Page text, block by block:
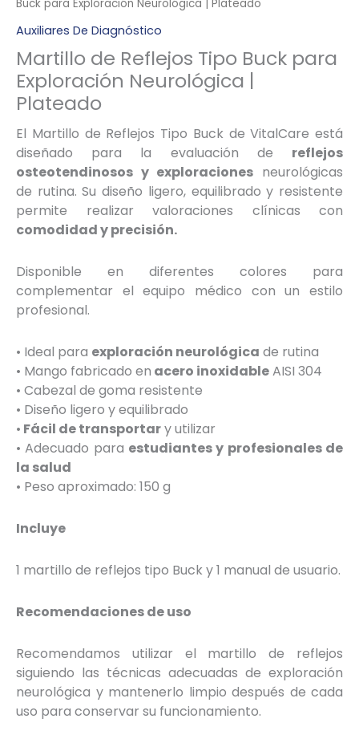
Buck para Exploración Neurológica | Plateado
Auxiliares De Diagnóstico
Martillo de Reflejos Tipo Buck para
Exploración Neurológica |
Plateado
El Martillo de Reflejos Tipo Buck de VitalCare está
diseñado para la evaluación de reflejos
osteotendinosos y exploraciones neurológicas
de rutina. Su diseño ligero, equilibrado y resistente
permite realizar valoraciones clínicas con
comodidad y precisión.
Disponible en diferentes colores para
complementar el equipo médico con un estilo
profesional.
• Ideal para exploración neurológica de rutina
• Mango fabricado en acero inoxidableAISI 304
• Cabezal de goma resistente
• Diseño ligero y equilibrado
• Fácil de transportary utilizar
• Adecuado para estudiantes y profesionales de
la salud
• Peso aproximado: 150 g
Incluye
1 martillo de reflejos tipo Buck y 1 manual de usuario.
Recomendaciones de uso
Recomendamos utilizar el martillo de reflejos
siguiendo las técnicas adecuadas de exploración
neurológica y mantenerlo limpio después de cada
uso para conservar su funcionamiento.